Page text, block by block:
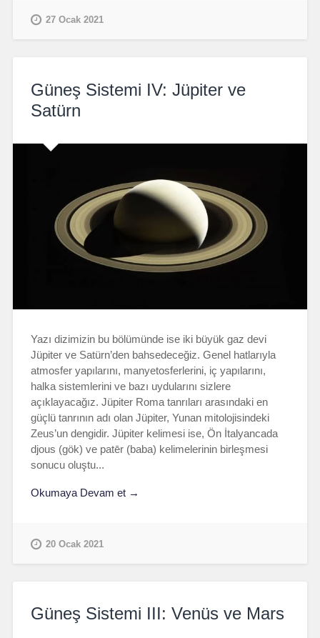
27 Ocak 2021
Güneş Sistemi IV: Jüpiter ve
Satürn
Yazı dizimizin bu bölümünde ise iki büyük gaz devi
Jüpiter ve Satürn’den bahsedeceğiz. Genel hatlarıyla
atmosfer yapılarını, manyetosferlerini, iç yapılarını,
halka sistemlerini ve bazı uydularını sizlere
açıklayacağız. Jüpiter Roma tanrıları arasındaki en
güçlü tanrının adı olan Jüpiter, Yunan mitolojisindeki
Zeus’un dengidir. Jüpiter kelimesi ise, Ön İtalyancada
djous (gök) ve patēr (baba) kelimelerinin birleşmesi
sonucu oluştu...
Okumaya Devam et →
20 Ocak 2021
Güneş Sistemi III: Venüs ve Mars